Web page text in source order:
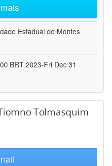
Estadual de Montes
BRT 2023-Fri Dec 31
Tolmasquim